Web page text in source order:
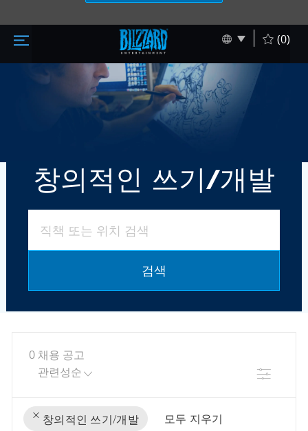
Skip to main content
주 콘텐츠로 건너뛰기 Language
Korean (0)
창의적인 쓰기/개발
검색
0 채용 공고
필터
창의적인 쓰기/개발 모두 지우기